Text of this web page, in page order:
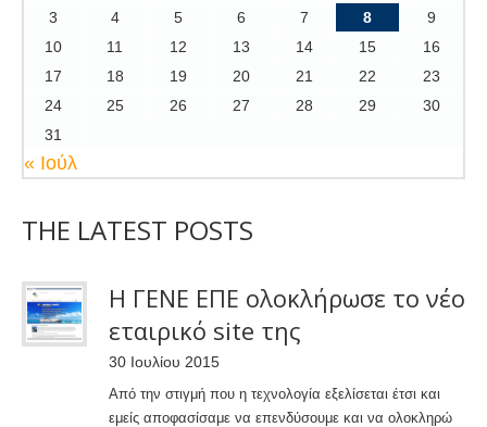
3
4 5 6 7 8
9
10
11 12 13 14 15
16
17
18 19 20 21 22
23
24
25 26 27 28 29
30
31
« Ιούλ
THE LATEST POSTS
Η ΓΕΝΕ ΕΠΕ ολοκλήρωσε το νέο
εταιρικό site της
30 Ιουλίου 2015
Από την στιγμή που η τεχνολογία εξελίσεται έτσι και
εμείς αποφασίσαμε να επενδύσουμε και να ολοκληρώ